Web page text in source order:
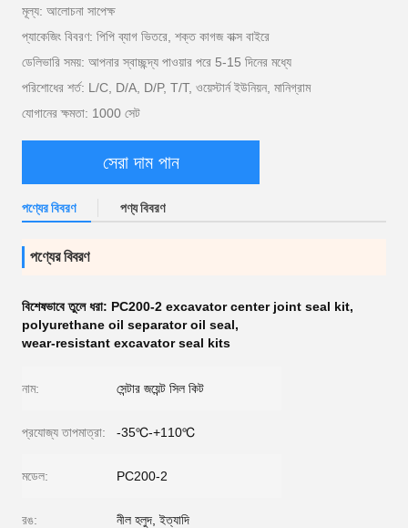
মূল্য: আলোচনা সাপেক্ষ
প্যাকেজিং বিবরণ: পিপি ব্যাগ ভিতরে, শক্ত কাগজ বাক্স বাইরে
ডেলিভারি সময়: আপনার স্বাচ্ছন্দ্য পাওয়ার পরে 5-15 দিনের মধ্যে
পরিশোধের শর্ত: L/C, D/A, D/P, T/T, ওয়েস্টার্ন ইউনিয়ন, মানিগ্রাম
যোগানের ক্ষমতা: 1000 সেট
সেরা দাম পান
পণ্যের বিবরণ পণ্য বিবরণ
পণ্যের বিবরণ
বিশেষভাবে তুলে ধরা: PC200-2 excavator center joint seal kit,
polyurethane oil separator oil seal,
wear-resistant excavator seal kits
নাম: সেন্টার জয়েন্ট সিল কিট
প্রযোজ্য তাপমাত্রা: -35℃-+110℃
মডেল: PC200-2
রঙ: নীল হলুদ, ইত্যাদি